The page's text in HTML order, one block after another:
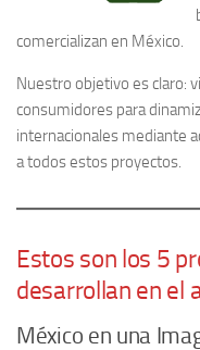
comercializan en México.
Nuestro objetivo es claro:
consumidores para
internacionales mediante
a todos estos proyectos.
Estos son los 5
desarrollan en el
México en una